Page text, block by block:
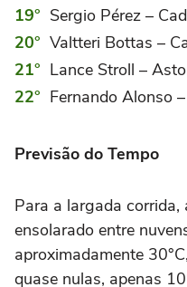
Sergio Pérez –
Valtteri Bottas –
Lance Stroll –
Fernando Alonso
Previsão do Tempo
Para a largada
ensolarado entre
aproximadamente
quase nulas, apenas